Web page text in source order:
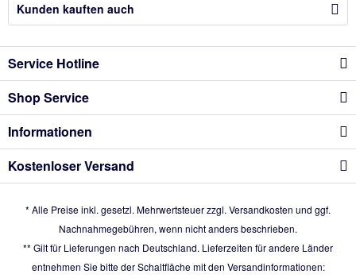
Kunden kauften auch
Service Hotline
Shop Service
Informationen
Kostenloser Versand
* Alle Preise inkl. gesetzl. Mehrwertsteuer zzgl. Versandkosten und ggf.
Nachnahmegebühren, wenn nicht anders beschrieben.
** Gilt für Lieferungen nach Deutschland. Lieferzeiten für andere Länder
entnehmen Sie bitte der Schaltfläche mit den Versandinformationen: